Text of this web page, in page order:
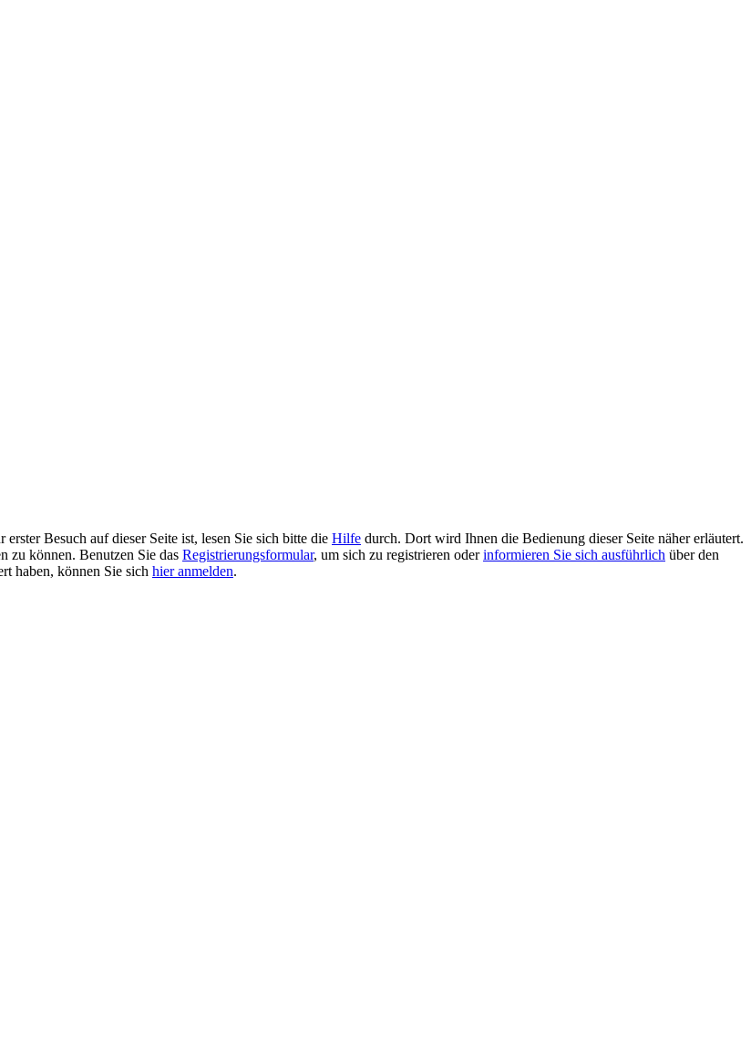
Besuch auf dieser Seite ist, lesen Sie sich bitte die Hilfe durch. Dort wird Ihnen die Bedienung dieser Seite näher erläutert.
zu können. Benutzen Sie das Registrierungsformular, um sich zu registrieren oderinformieren Sie sich ausführlich über den
haben, können Sie sich hier anmelden.